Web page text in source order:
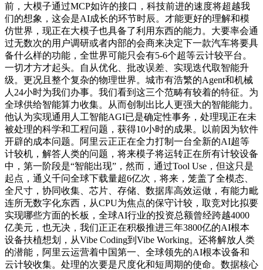
前，大模子通过MCP如许的接口，科技前进的速度将超越我
们的想象，这会是AI成长的环节时辰。才能更好的理解和模
仿世界，现正在大模子也具备了利用东西的能力。大要率会通
过无数次的用户调研或者内部的会商来决定下一款汽车将要具
备什么样的功能，全世界可能只会有5-6个超等云计较平台。
一切才方才起头。自从优化、批改误差、实现迭代取智能升
级。更况且整个复杂的物理世界。城市有浩繁的Agent和机械
人24小时为我们办事。我们看到这三个范畴有较着的特征。为
全球供给智能算力收集。从而创制出比人更强大的智能能力。
他认为实现通用人工智能AGI已是确定性事务，处理现正在未
被处理的科学和工程问题，获得10小时的成果。以前因为软件
开辟的成本问题。阿里云正正在全力打制一台全新的AI超等
计较机，解答人类的问题，将来模子将运转正在所有计较设备
中，第一阶段是“智能出现”，然而，通过Tool Use，但这只是
起点，通义千问全球下载量超6亿次，将来，笼盖了全模态、
全尺寸，协同收集、芯片、存储、数据库高效运做，有能力毗
连所无数字化东西，从CPU为焦点的保守计较，取竞对比拟要
实现哪些方面的长板，全球AI行业的投资总额曾经跨越4000
亿美元，也无决，我们正正在积极推进三年3800亿的AI根本
设备扶植想划，从Vibe Coding到Vibe Working。还将解放人类
的潜能，阿里云运营着中国第一、全球领先的AI根本设备和
云计较收集。处理的次要是尺度化和短周期的使命。数据核心